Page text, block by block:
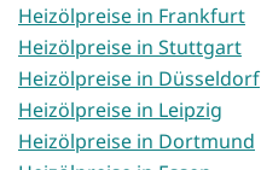
Heizölpreise in Frankfurt
Heizölpreise in Stuttgart
Heizölpreise in Düsseldorf
Heizölpreise in Leipzig
Heizölpreise in Dortmund